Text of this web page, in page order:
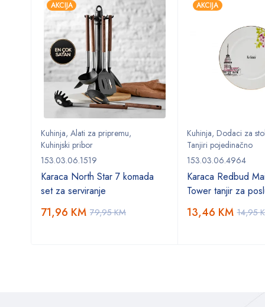
AKCIJA
Kuhinja, Alati za pripremu,
Kuhinjski pribor
153.03.06.1519
Karaca North Star 7 komada
set za serviranje
79,95KM
71,96 KM
AKCIJA
Kuhinja, Dodaci za
Tanjiri pojedinačno
153.03.06.4964
Karaca Redbud
Tower tanjir za
14,95
13,46 KM